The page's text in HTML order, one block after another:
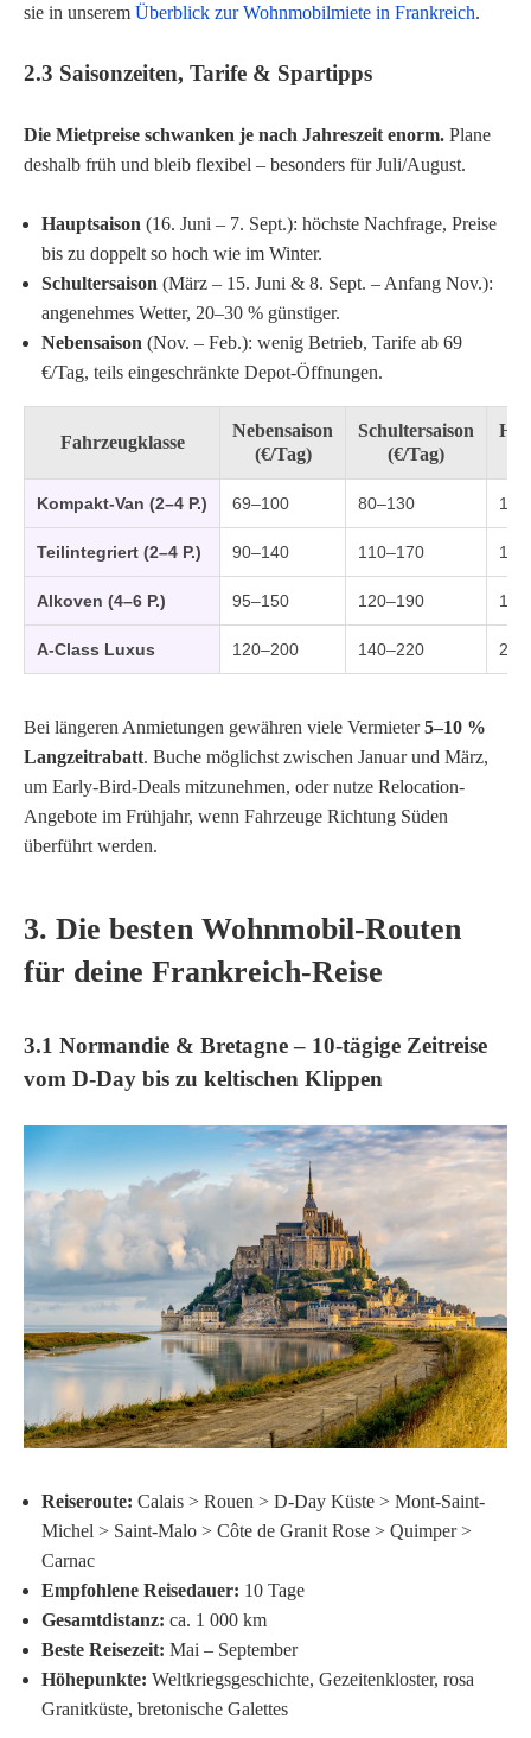
sie in unserem Überblick zur Wohnmobilmiete in Frankreich.
2.3 Saisonzeiten, Tarife & Spartipps
Die Mietpreise schwanken je nach Jahreszeit enorm. Plane
deshalb früh und bleib flexibel – besonders für Juli/August.
Hauptsaison (16. Juni – 7. Sept.): höchste Nachfrage, Preise
bis zu doppelt so hoch wie im Winter.
Schultersaison (März – 15. Juni & 8. Sept. – Anfang Nov.):
angenehmes Wetter, 20–30 % günstiger.
Nebensaison (Nov. – Feb.): wenig Betrieb, Tarife ab 69
€/Tag, teils eingeschränkte Depot-Öffnungen.
Fahrzeugklasse
Nebensaison
(€/Tag)
Schultersaison
(€/Tag)
Kompakt-Van (2–4 P.) 69–100 80–130
Teilintegriert (2–4 P.) 90–140 110–170
Alkoven (4–6 P.) 95–150 120–190
A-Class Luxus 120–200 140–220
Bei längeren Anmietungen gewähren viele Vermieter5–10 %
Langzeitrabatt. Buche möglichst zwischen Januar und März,
um Early-Bird-Deals mitzunehmen, oder nutze Relocation-
Angebote im Frühjahr, wenn Fahrzeuge Richtung Süden
überführt werden.
3. Die besten Wohnmobil-Routen
für deine Frankreich-Reise
3.1 Normandie & Bretagne – 10-tägige Zeitreise
vom D-Day bis zu keltischen Klippen
Reiseroute: Calais > Rouen > D-Day Küste > Mont-Saint-
Michel > Saint-Malo > Côte de Granit Rose > Quimper >
Carnac
Empfohlene Reisedauer: 10 Tage
Gesamtdistanz: ca. 1 000 km
Beste Reisezeit: Mai – September
Höhepunkte: Weltkriegs­geschichte, Gezeitenkloster, rosa
Granitküste, bretonische Galettes